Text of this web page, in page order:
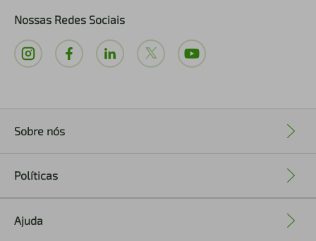
Nossas Redes Sociais
Sobre nós
Políticas
Ajuda